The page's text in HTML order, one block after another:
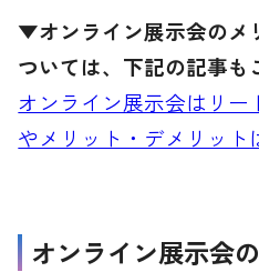
▼オンライン展示会のメ
ついては、下記の記事も
オンライン展示会はリ
やメリット・デメリット
オンライン展示会